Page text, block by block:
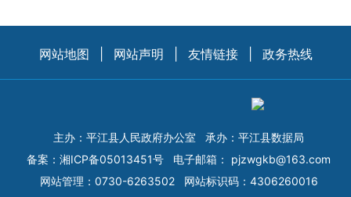
网站地图 网站声明 友情链接 政务热线
主办：平江县人民政府办公室
承办：平江县数据局
备案： 湘ICP备05013451号 电子邮箱： pjzwgkb@163.com
网站管理：0730-6263502
网站标识码：4306260016